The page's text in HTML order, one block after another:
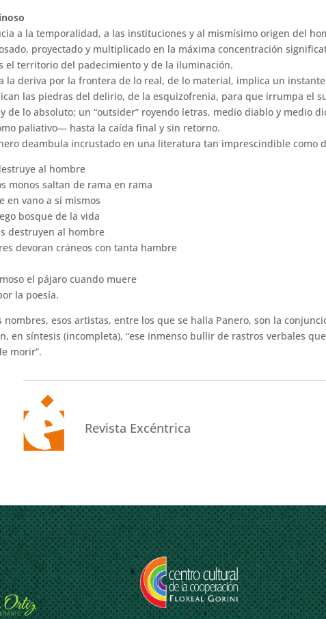
a la temporalidad, a las instituciones y al mismísimo origen del
proyectado y multiplicado en la máxima concentración
el territorio del padecimiento y de la iluminación.
la deriva por la frontera de lo real, de lo material, implica un
las piedras del delirio, de la esquizofrenia, para que irrumpa el
de lo absoluto; un “outsider” royendo letras, medio diablo y medio
paliativo— hasta la caída final y sin retorno.
deambula incrustado en una literatura tan imprescindible como
al hombre
monos saltan de rama en rama
en vano a sí mismos
bosque de la vida
destruyen al hombre
devoran cráneos con tanta hambre
el pájaro cuando muere
la poesía.
nombres, esos artistas, entre los que se halla Panero, son la
en síntesis (incompleta), “ese inmenso bullir de rastros verbales
morir”.
Revista Excéntrica